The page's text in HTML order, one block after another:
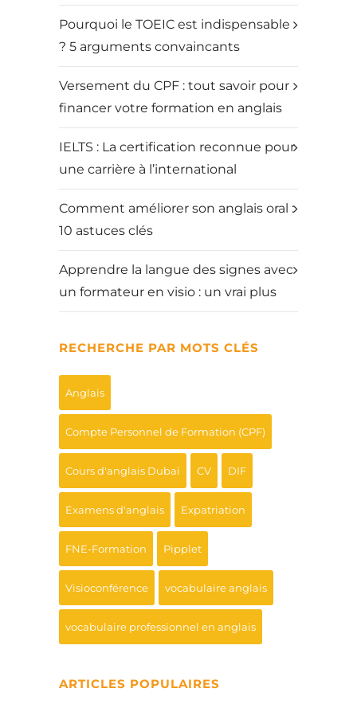
Pourquoi le TOEIC est indispensable
? 5 arguments convaincants
Versement du CPF : tout savoir pour
financer votre formation en anglais
IELTS : La certification reconnue pour
une carrière à l’international
Comment améliorer son anglais oral :
10 astuces clés
Apprendre la langue des signes avec
un formateur en visio : un vrai plus
RECHERCHE PAR MOTS CLÉS
Anglais
Compte Personnel de Formation (CPF)
Cours d'anglais Dubaï CV DIF
Examens d'anglais Expatriation
FNE-Formation Pipplet
Visioconférence vocabulaire anglais
vocabulaire professionnel en anglais
ARTICLES POPULAIRES